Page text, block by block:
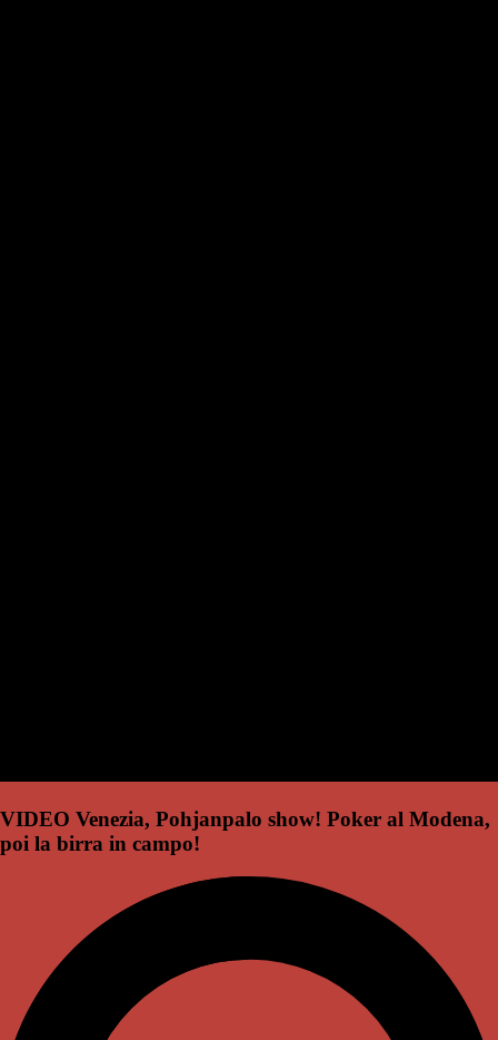
VIDEO Venezia, Pohjanpalo show! Poker al Modena,
poi la birra in campo!